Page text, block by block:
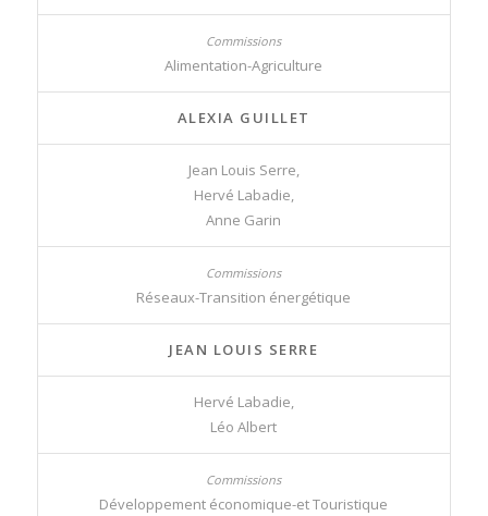
Alimentation-Agriculture
ALEXIA GUILLET
Jean Louis Serre,
Hervé Labadie,
Anne Garin
Réseaux-Transition énergétique
JEAN LOUIS SERRE
Hervé Labadie,
Léo Albert
Développement économique-et Touristique